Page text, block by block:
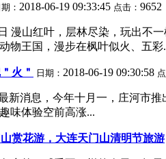
期： 2018-06-19 09:33:45 点击： 9652
漫山红叶，层林尽染，玩出不
物王国，漫步在枫叶似火、五彩
火＂ 日期： 2018-06-19 09:30:58
消息，今年十月一，庄河市
味体验空前高涨...
赏花游，大连天门山清明节旅游